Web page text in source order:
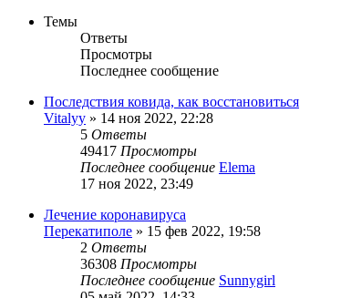
Темы
Ответы
Просмотры
Последнее сообщение
Последствия ковида, как восстановиться
Vitalyy » 14 ноя 2022, 22:28
5 Ответы
49417 Просмотры
Последнее сообщение Elema
17 ноя 2022, 23:49
Лечение коронавируса
Перекатиполе » 15 фев 2022, 19:58
2 Ответы
36308 Просмотры
Последнее сообщение Sunnygirl